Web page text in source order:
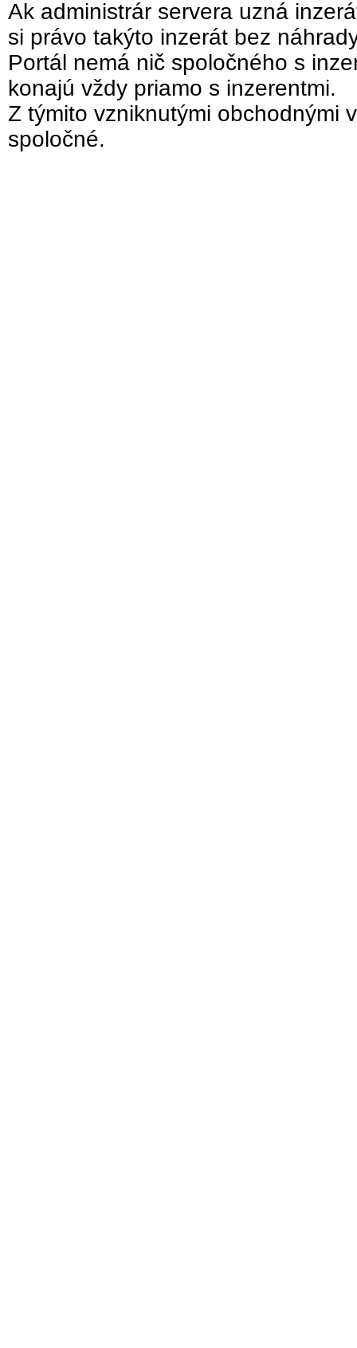
Ak administrár servera uzná
si právo takýto inzerát bez
Portál nemá nič spoločného s
konajú vždy priamo s inzerentmi.
Z týmito vzniknutými obchodnými
spoločné.